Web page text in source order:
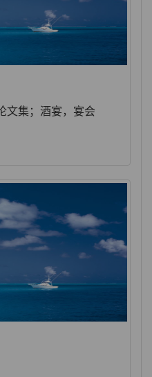
文集；酒宴，宴会